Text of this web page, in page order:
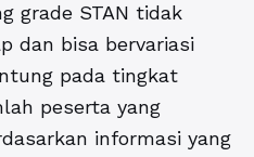
grade STAN tidak
dan bisa bervariasi
pada tingkat
peserta yang
informasi yang